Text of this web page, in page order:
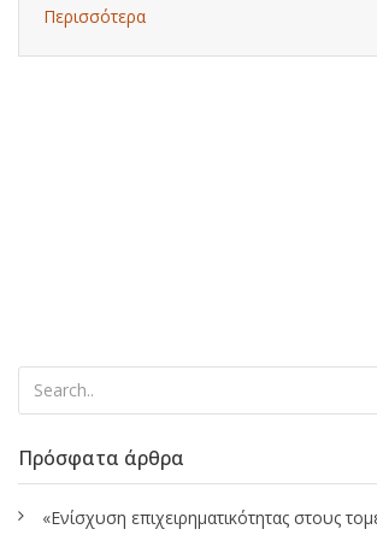
Περισσότερα
Πρόσφατα άρθρα
«Ενίσχυση επιχειρηματικότητας στους